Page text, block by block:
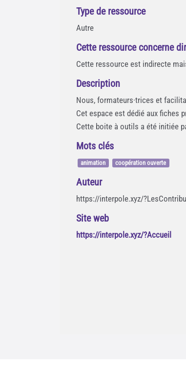
Type de ressource
Autre
Cette ressource concerne
Cette ressource est indirecte
Description
Nous, formateurs·trices et
Cet espace est dédié aux fiches
Cette boite à outils a été initiée
Mots clés
animation coopération ouverte
Auteur
https://interpole.xyz/
Site web
https://interpole.xyz/?Accueil